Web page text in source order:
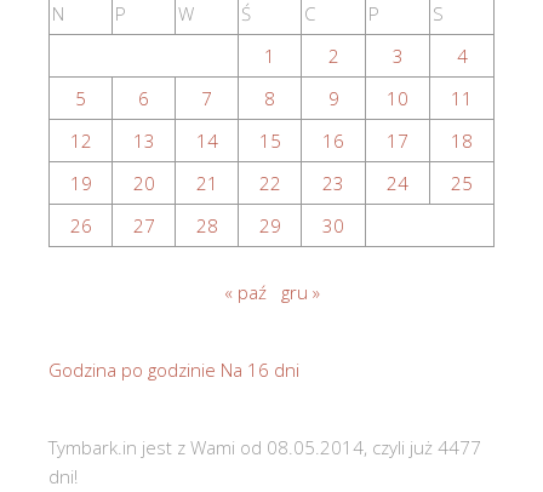
N
P W Ś C P
S
1
2 3
4
5
6 7 8 9 10
11
12
13 14 15 16 17
18
19
20 21 22 23 24
25
26
27 28 29 30
« paź gru »
Godzina po godzinie Na 16 dni
Tymbark.in jest z Wami od 08.05.2014, czyli już 4477
dni!